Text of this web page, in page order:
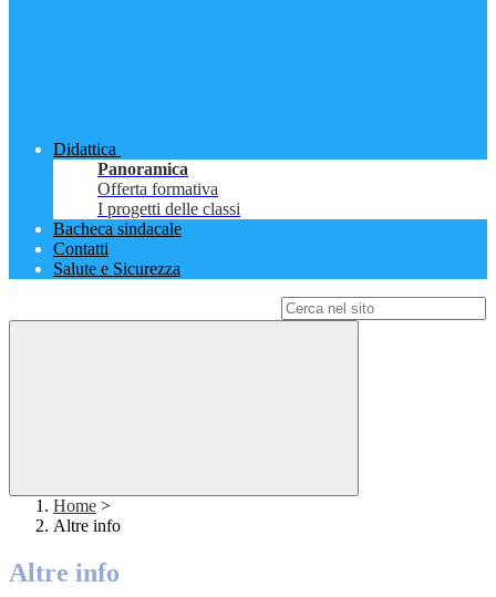
Didattica
Panoramica
Offerta formativa
I progetti delle classi
Bacheca sindacale
Contatti
Salute e Sicurezza
Home >
Altre info
Altre info